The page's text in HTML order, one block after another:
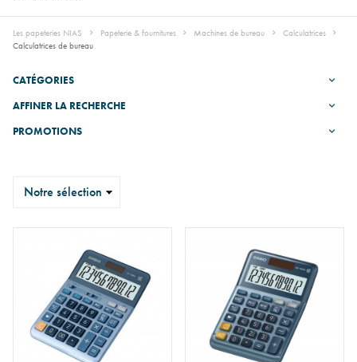
Les papeteries NIAS Papeterie & fournitures Machines de bureau
Calculatrices
Calculatrices de bureau
CATÉGORIES
AFFINER LA RECHERCHE
PROMOTIONS